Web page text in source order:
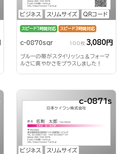
ビジネス スリムサイズ QRコード
スピード1時間対応 スピード3時間対応
c-0870sqr 100枚 3,080円
ブルーの帯がスタイリッシュ＆フォーマ
ルさに爽やかさをプラスしました！
ビジネス スリムサイズ
c-0871s